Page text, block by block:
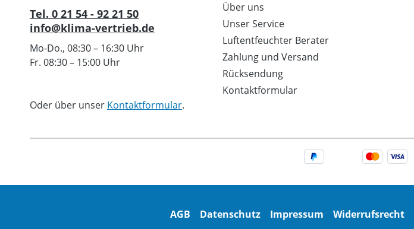
Tel. 0 21 54 - 92 21 50
info@klima-vertrieb.de
Mo-Do., 08:30 – 16:30 Uhr
Fr. 08:30 – 15:00 Uhr
Oder über unser Kontaktformular.
Über uns
Unser Service
Luftentfeuchter Berater
Zahlung und Versand
Rücksendung
Kontaktformular
AGB Datenschutz Impressum Widerrufsrecht